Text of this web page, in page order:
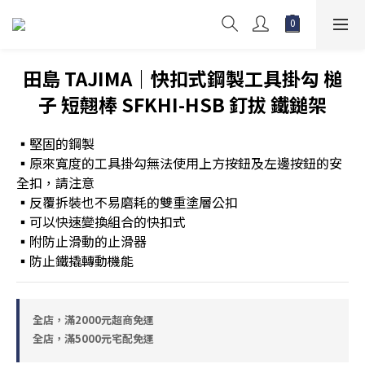
田島 TAJIMA｜快扣式鋼製工具掛勾 槌
子 短翹棒 SFKHI-HSB 釘拔 鐵鎚架
▪️堅固的鋼製
▪️原來寬度的工具掛勾無法使用上方按鈕及左邊按鈕的安
全扣，請注意
▪️反覆拆裝也不易磨耗的雙重塗層公扣
▪️可以快速變換組合的快扣式
▪️附防止滑動的止滑器
▪️防止鐵撬轉動機能
全店，滿2000元超商免運
全店，滿5000元宅配免運